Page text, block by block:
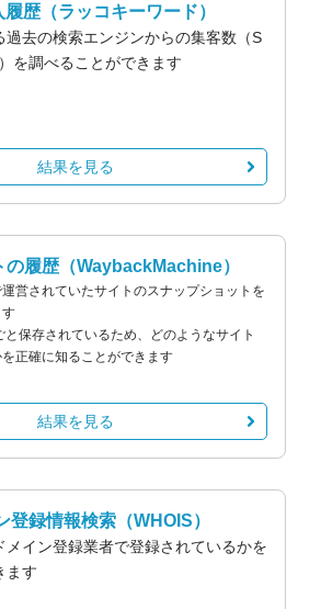
履歴（ラッコキーワード）
過去の検索エンジンからの集客数（S
を調べることができます
結果を見る
の履歴（WaybackMachine）
営されていたサイトのスナップショットを
保存されているため、どのようなサイト
正確に知ることができます
結果を見る
登録情報検索 （WHOIS）
メイン登録業者で登録されているかを
ます